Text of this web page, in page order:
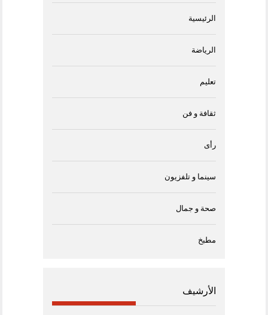
الرئيسية
الرياضة
تعليم
ثقافة و فن
رأى
سينما و تلفزيون
صحة و جمال
مطبخ
الأرشيف